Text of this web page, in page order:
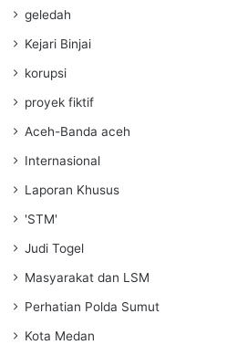
geledah
Kejari Binjai
korupsi
proyek fiktif
Aceh-Banda aceh
Internasional
Laporan Khusus
'STM'
Judi Togel
Masyarakat dan LSM
Perhatian Polda Sumut
Kota Medan